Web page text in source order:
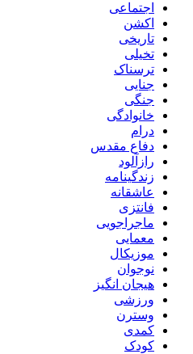
اجتماعی
اکشن
تاریخی
تخیلی
ترسناک
جنایی
جنگی
خانوادگی
درام
دفاع مقدس
رازآلود
زندگینامه
عاشقانه
فانتزی
ماجراجویی
معمایی
موزیکال
نوجوان
هیجان انگیز
ورزشی
وسترن
کمدی
کودک